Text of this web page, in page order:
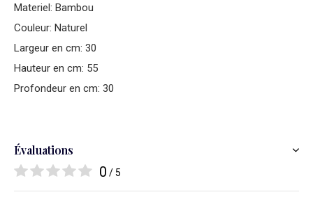
Materiel: Bambou
Couleur: Naturel
Largeur en cm: 30
Hauteur en cm: 55
Profondeur en cm: 30
Évaluations
0 / 5